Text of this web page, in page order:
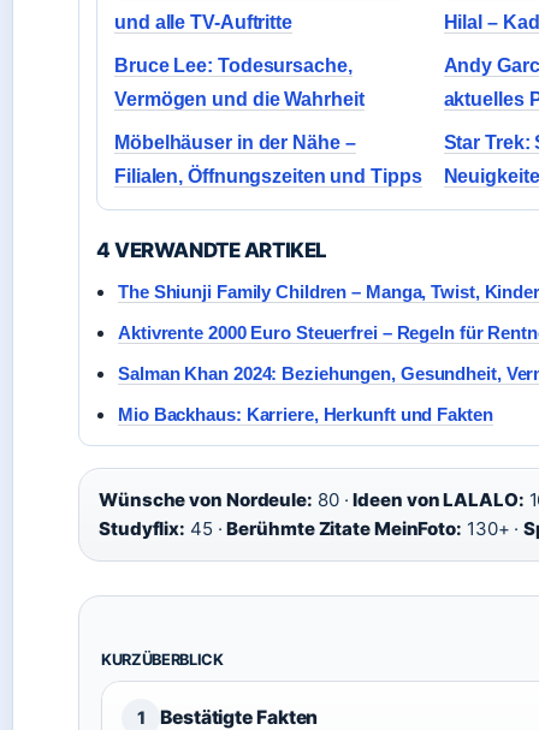
und alle TV-Auftritte
Hilal –
Bruce Lee: Todesursache,
Vermögen und die Wahrheit
Andy
aktuelles
Möbelhäuser in der Nähe –
Filialen, Öffnungszeiten und Tipps
Star Trek:
4 VERWANDTE ARTIKEL
The Shiunji Family Children – Manga, Twist,
Aktivrente 2000 Euro Steuerfrei – Regeln für
Salman Khan 2024: Beziehungen, Gesundheit,
Mio Backhaus: Karriere, Herkunft und Fakten
Wünsche von Nordeule: 80 ·Ideen von LALALO:
Studyflix: 45 ·Berühmte Zitate MeinFoto: 130+ ·
KURZÜBERBLICK
1 Bestätigte Fakten